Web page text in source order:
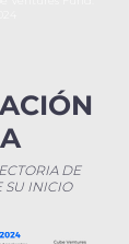
DE
SU INICIO